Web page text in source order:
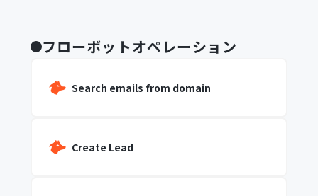
フローボットオペレーション
Search emails from domain
Create Lead